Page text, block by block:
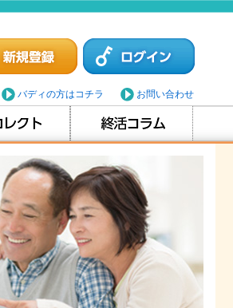
バディの方はコチラ お問い合わせ